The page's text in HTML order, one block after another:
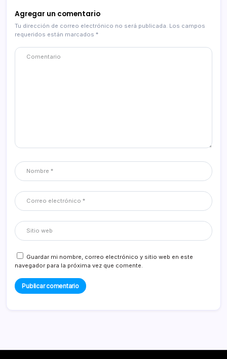
Agregar un comentario
Tu dirección de correo electrónico no será publicada. Los campos
requeridos están marcados *
Guardar mi nombre, correo electrónico y sitio web en este
navegador para la próxima vez que comente.